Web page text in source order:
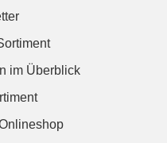
im Überblick